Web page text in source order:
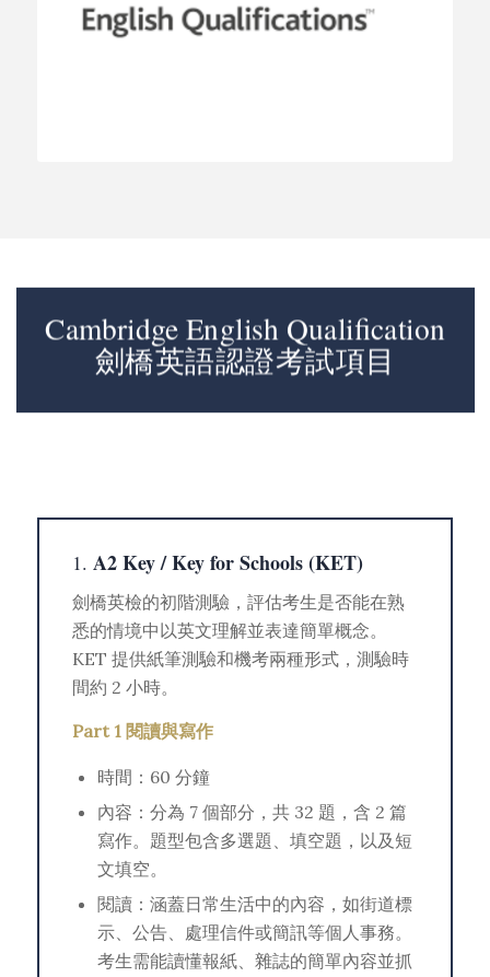
Cambridge English Qualification
劍橋英語認證考試項目
1. A2 Key / Key for Schools (KET)
劍橋英檢的初階測驗，評估考生是否能在熟
悉的情境中以英文理解並表達簡單概念。
KET 提供紙筆測驗和機考兩種形式，測驗時
間約 2 小時。
Part 1 閱讀與寫作
時間：60 分鐘
內容：分為 7 個部分，共 32 題，含 2 篇
寫作。題型包含多選題、填空題，以及短
文填空。
閱讀：涵蓋日常生活中的內容，如街道標
示、公告、處理信件或簡訊等個人事務。
考生需能讀懂報紙、雜誌的簡單內容並抓